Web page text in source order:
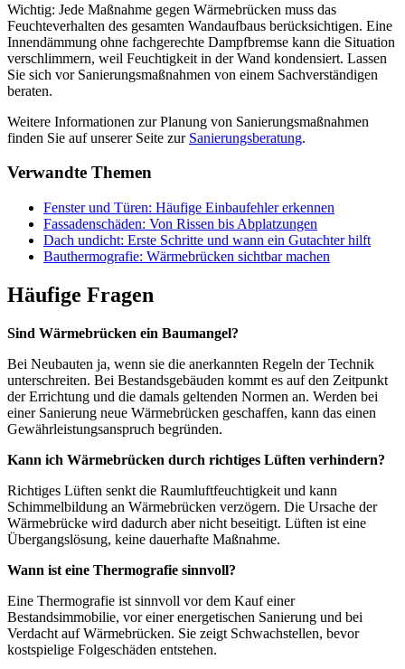
Wichtig: Jede Maßnahme gegen Wärmebrücken muss das
Feuchteverhalten des gesamten Wandaufbaus berücksichtigen. Eine
Innendämmung ohne fachgerechte Dampfbremse kann die Situation
verschlimmern, weil Feuchtigkeit in der Wand kondensiert. Lassen
Sie sich vor Sanierungsmaßnahmen von einem Sachverständigen
beraten.
Weitere Informationen zur Planung von Sanierungsmaßnahmen
finden Sie auf unserer Seite zur Sanierungsberatung.
Verwandte Themen
Fenster und Türen: Häufige Einbaufehler erkennen
Fassadenschäden: Von Rissen bis Abplatzungen
Dach undicht: Erste Schritte und wann ein Gutachter hilft
Bauthermografie: Wärmebrücken sichtbar machen
Häufige Fragen
Sind Wärmebrücken ein Baumangel?
Bei Neubauten ja, wenn sie die anerkannten Regeln der Technik
unterschreiten. Bei Bestandsgebäuden kommt es auf den Zeitpunkt
der Errichtung und die damals geltenden Normen an. Werden bei
einer Sanierung neue Wärmebrücken geschaffen, kann das einen
Gewährleistungsanspruch begründen.
Kann ich Wärmebrücken durch richtiges Lüften verhindern?
Richtiges Lüften senkt die Raumluftfeuchtigkeit und kann
Schimmelbildung an Wärmebrücken verzögern. Die Ursache der
Wärmebrücke wird dadurch aber nicht beseitigt. Lüften ist eine
Übergangslösung, keine dauerhafte Maßnahme.
Wann ist eine Thermografie sinnvoll?
Eine Thermografie ist sinnvoll vor dem Kauf einer
Bestandsimmobilie, vor einer energetischen Sanierung und bei
Verdacht auf Wärmebrücken. Sie zeigt Schwachstellen, bevor
kostspielige Folgeschäden entstehen.